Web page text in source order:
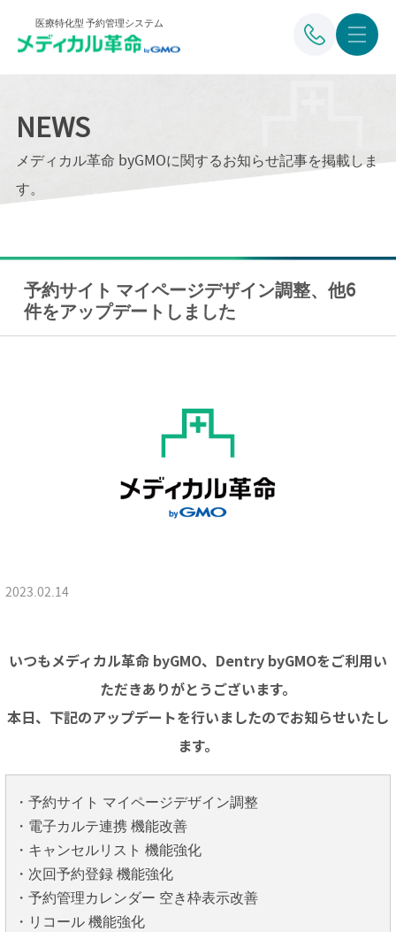
医療特化型 予約管理システム
NEWS
メディカル革命 byGMOに関するお知らせ記事を掲載しま
す。
予約サイト マイページデザイン調整、他6
件をアップデートしました
2023.02.14
いつもメディカル革命 byGMO、Dentry byGMOをご利用い
ただきありがとうございます。
本日、下記のアップデートを行いましたのでお知らせいたし
ます。
・予約サイト マイページデザイン調整
・電子カルテ連携 機能改善
・キャンセルリスト 機能強化
・次回予約登録 機能強化
・予約管理カレンダー 空き枠表示改善
・リコール 機能強化